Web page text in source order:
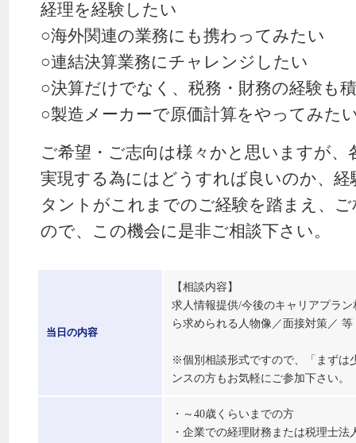
経理を経験したい
○海外関連の業務にも携わってみたい
○連結決算業務にチャレンジしたい
○決算だけでなく、税務・財務の経験も
○製造メーカーで原価計算をやってみた
ご希望・ご志向は様々かと思いますが
実現する為にはどうすれば良いのか、
タントがこれまでのご経験を踏まえ、
ので、この機会に是非ご相談下さい。
当日の内容
【相談内容】
求人情報提供/今後のキャリアプラ
ら求められる人物像／面接対策／ 等
※個別相談形式ですので、「まずは
ンスの方もお気軽にご参加下さい。
・～40歳くらいまでの方
・企業での経理財務または税理士